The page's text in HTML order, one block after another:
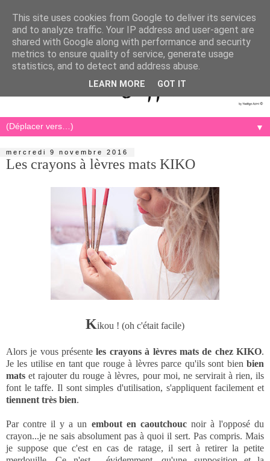
▼
mercredi 9 novembre 2016
Les crayons à lèvres mats KIKO
Kikou ! (oh c'était facile)
Alors je vous présenteles crayons à lèvres mats de chez KIKO.
Je les utilise en tant que rouge à lèvres parce qu'ils sont bien bien
mats et rajouter du rouge à lèvres, pour moi, ne servirait à rien, ils
font le taffe. Il sont simples d'utilisation, s'appliquent facilement et
tiennent très bien.
Par contre il y a un embout en caoutchoucnoir à l'opposé du
crayon...je ne sais absolument pas à quoi il sert. Pas compris. Mais
je suppose que c'est en cas de ratage, il sert à retirer la petite
This site uses cookies from Google to deliver its services
and to analyze traffic. Your IP address and user-agent are
shared with Google along with performance and security
metrics to ensure quality of service, generate usage
statistics, and to detect and address abuse.
LEARN MORE GOT IT